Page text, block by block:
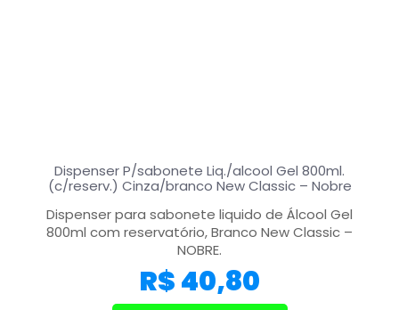
Dispenser P/sabonete Liq./alcool Gel 800ml.
(c/reserv.) Cinza/branco New Classic – Nobre
Dispenser para sabonete liquido de Álcool Gel
800ml com reservatório, Branco New Classic –
NOBRE.
R$40,80